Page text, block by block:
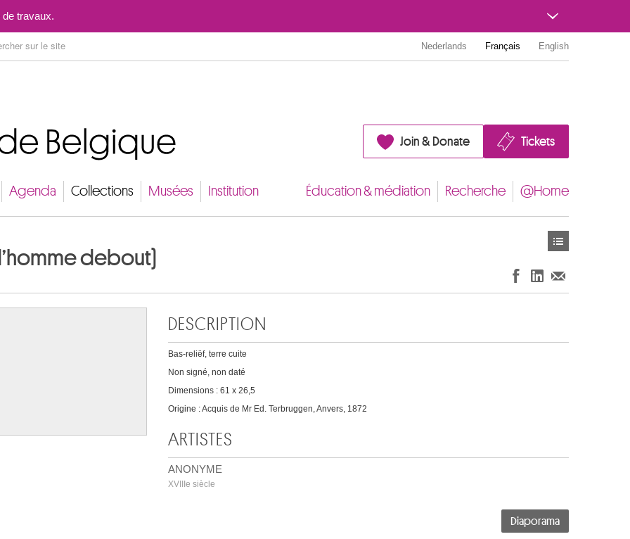
travaux.
Nederlands Français English
Join & Donate Tickets
Agenda Collections Musées Institution Éducation & médiation Recherche @Home
debout)
DESCRIPTION
Bas-reliëf, terre cuite
Non signé, non daté
Dimensions : 61 x 26,5
Origine : Acquis de Mr Ed. Terbruggen, Anvers, 1872
ARTISTES
ANONYME
XVIIIe siècle
Diaporama